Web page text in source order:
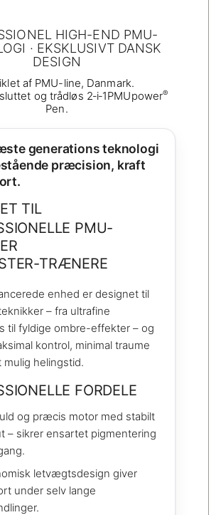
HIGH-END PMU-
· EKSKLUSIVT DANSK
DESIGN
af PMU-line, Danmark.
og trådløs 2‑i‑1PMUpower®
Pen.
generations teknologi
præcision, kraft
TIL
PMU-
TRÆNERE
enhed er designet til
– fra ultrafine
til fyldige ombre-effekter – og
kontrol, minimal traume
helingstid.
FORDELE
og præcis motor med stabilt
– sikrer ensartet pigmentering
letvægtsdesign giver
under selv lange